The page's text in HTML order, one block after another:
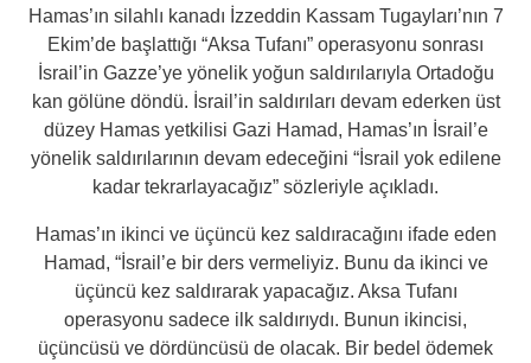
Hamas’ın silahlı kanadı İzzeddin Kassam Tugayları’nın 7
Ekim’de başlattığı “Aksa Tufanı” operasyonu sonrası
İsrail’in Gazze’ye yönelik yoğun saldırılarıyla Ortadoğu
kan gölüne döndü. İsrail’in saldırıları devam ederken üst
düzey Hamas yetkilisi Gazi Hamad, Hamas’ın İsrail’e
yönelik saldırılarının devam edeceğini “İsrail yok edilene
kadar tekrarlayacağız” sözleriyle açıkladı.
Hamas’ın ikinci ve üçüncü kez saldıracağını ifade eden
Hamad, “İsrail’e bir ders vermeliyiz. Bunu da ikinci ve
üçüncü kez saldırarak yapacağız. Aksa Tufanı
operasyonu sadece ilk saldırıydı. Bunun ikincisi,
üçüncüsü ve dördüncüsü de olacak. Bir bedel ödemek